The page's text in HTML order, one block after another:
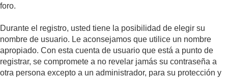
foro.
Durante el registro, usted tiene la posibilidad de elegir su
nombre de usuario. Le aconsejamos que utilice un nombre
apropiado. Con esta cuenta de usuario que está a punto de
registrar, se compromete a no revelar jamás su contraseña a
otra persona excepto a un administrador, para su protección y